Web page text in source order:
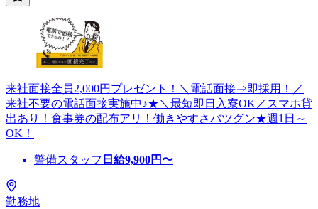
来社面接全員2,000円プレゼント！＼電話面接⇒即採用！／
来社不要の電話面接実施中♪★＼最短即日入寮OK／スマホ貸
出あり！食事券の配布アリ！働きやすさバツグン★週1日～
OK！
警備スタッフ 日給9,900円〜
勤務地